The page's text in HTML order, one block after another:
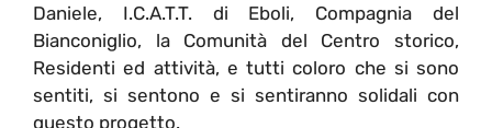
Daniele, I.C.A.T.T. di Eboli, Compagnia del
Bianconiglio, la Comunità del Centro storico,
Residenti ed attività, e tutti coloro che si sono
sentiti, si sentono e si sentiranno solidali con
questo progetto.